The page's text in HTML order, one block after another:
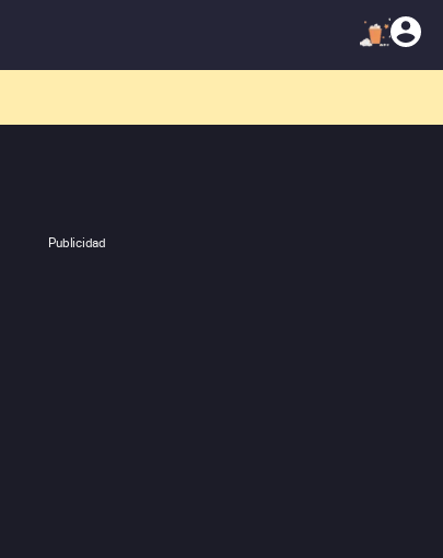
Publicidad